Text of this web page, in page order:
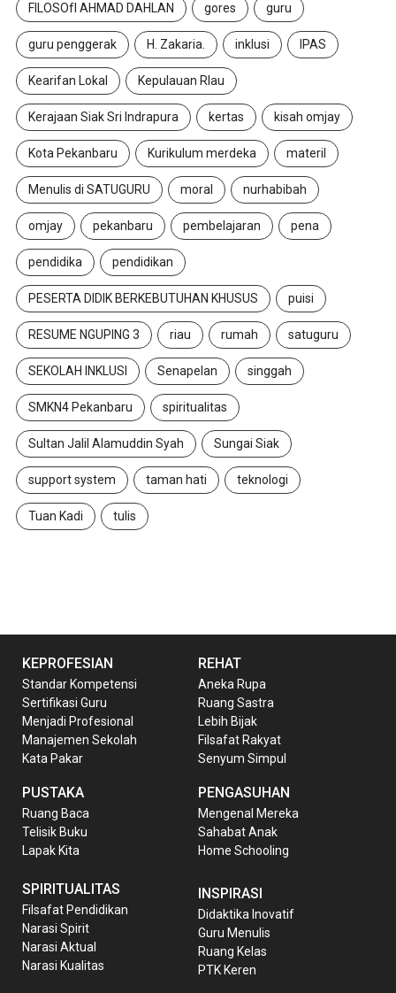
FILOSOfI AHMAD DAHLAN gores guru
guru penggerak H. Zakaria. inklusi IPAS
Kearifan Lokal Kepulauan RIau
Kerajaan Siak Sri Indrapura kertas kisah omjay
Kota Pekanbaru Kurikulum merdeka materil
Menulis di SATUGURU moral nurhabibah
omjay pekanbaru pembelajaran pena
pendidika pendidikan
PESERTA DIDIK BERKEBUTUHAN KHUSUS puisi
RESUME NGUPING 3 riau rumah satuguru
SEKOLAH INKLUSI Senapelan singgah
SMKN4 Pekanbaru spiritualitas
Sultan Jalil Alamuddin Syah Sungai Siak
support system taman hati teknologi
Tuan Kadi tulis
KEPROFESIAN
Standar Kompetensi
Sertifikasi Guru
Menjadi Profesional
Manajemen Sekolah
Kata Pakar
PUSTAKA
Ruang Baca
Telisik Buku
Lapak Kita
REHAT
Aneka Rupa
Ruang Sastra
Lebih Bijak
Filsafat Rakyat
Senyum Simpul
PENGASUHAN
Mengenal Mereka
Sahabat Anak
Home Schooling
SPIRITUALITAS
Filsafat Pendidikan
Narasi Spirit
Narasi Aktual
Narasi Kualitas
INSPIRASI
Didaktika Inovatif
Guru Menulis
Ruang Kelas
PTK Keren